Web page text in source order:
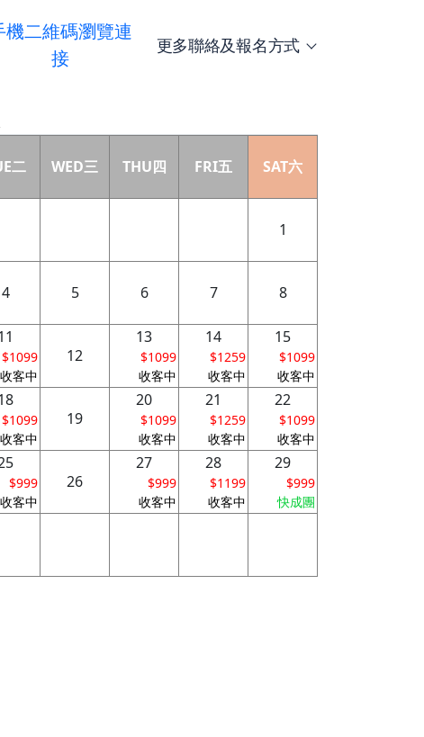
機二維碼瀏覽連
接
更多聯絡及報名方式
二 WED三 THU四 FRI五 SAT六
1
4 5 6 7 8
$1099
收客中
12
13
$1099
收客中
14
$1259
收客中
15
$1099
收客中
$1099
收客中
19
20
$1099
收客中
21
$1259
收客中
22
$1099
收客中
$999
收客中
26
27
$999
收客中
28
$1199
收客中
29
$999
快成團